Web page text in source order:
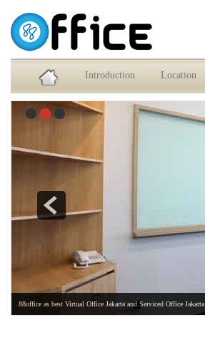
Service Office dan Virtual Office Jakarta Selatan
Introduction Location
88office as best Virtual Office Jakarta and Serviced Office Jakarta